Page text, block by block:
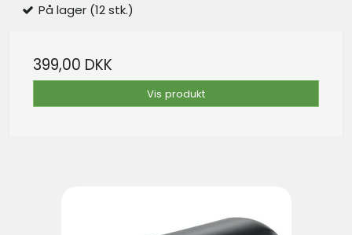
På lager (12 stk.)
399,00 DKK
Vis produkt